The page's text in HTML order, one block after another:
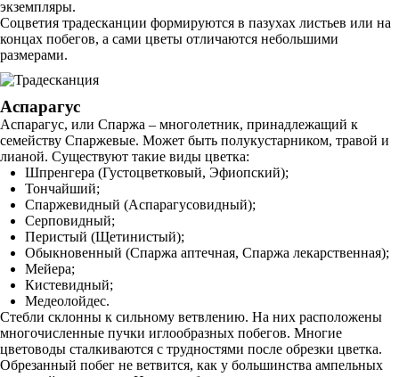
экземпляры.
Соцветия традесканции формируются в пазухах листьев или на
концах побегов, а сами цветы отличаются небольшими
размерами.
Аспарагус
Аспарагус, или Спаржа – многолетник, принадлежащий к
семейству Спаржевые. Может быть полукустарником, травой и
лианой. Существуют такие виды цветка:
Шпренгера (Густоцветковый, Эфиопский);
Тончайший;
Спаржевидный (Аспарагусовидный);
Серповидный;
Перистый (Щетинистый);
Обыкновенный (Спаржа аптечная, Спаржа лекарственная);
Мейера;
Кистевидный;
Медеолойдес.
Стебли склонны к сильному ветвлению. На них расположены
многочисленные пучки иглообразных побегов. Многие
цветоводы сталкиваются с трудностями после обрезки цветка.
Обрезанный побег не ветвится, как у большинства ампельных